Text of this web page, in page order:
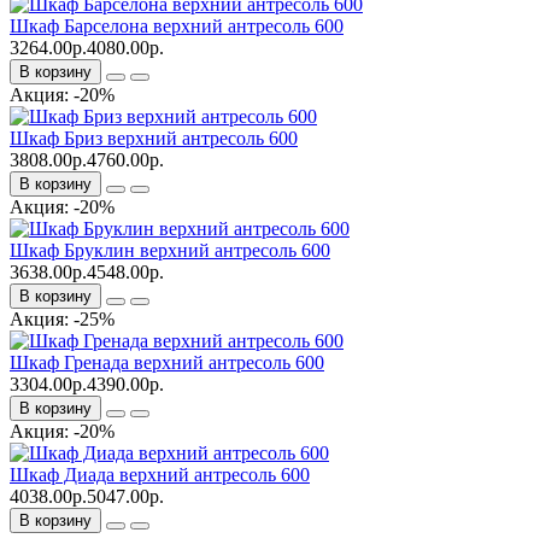
Шкаф Барселона верхний антресоль 600
3264.00р.4080.00р.
В корзину
Акция: -20%
Шкаф Бриз верхний антресоль 600
3808.00р.4760.00р.
В корзину
Акция: -20%
Шкаф Бруклин верхний антресоль 600
3638.00р.4548.00р.
В корзину
Акция: -25%
Шкаф Гренада верхний антресоль 600
3304.00р.4390.00р.
В корзину
Акция: -20%
Шкаф Диада верхний антресоль 600
4038.00р.5047.00р.
В корзину